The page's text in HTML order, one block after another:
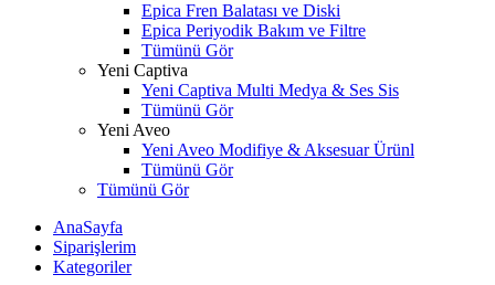
Epica Fren Balatası ve Diski
Epica Periyodik Bakım ve Filtre
Tümünü Gör
Yeni Captiva
Yeni Captiva Multi Medya & Ses Sis
Tümünü Gör
Yeni Aveo
Yeni Aveo Modifiye & Aksesuar Ürünl
Tümünü Gör
Tümünü Gör
AnaSayfa
Siparişlerim
Kategoriler